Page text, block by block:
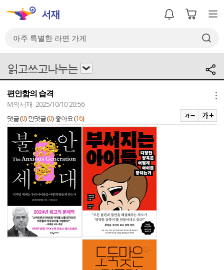
읽고쓰고나누는
편안함의 습격
M의서재 2025/10/10 20:56
댓글 (0) 먼댓글 (0) 좋아요 (16)